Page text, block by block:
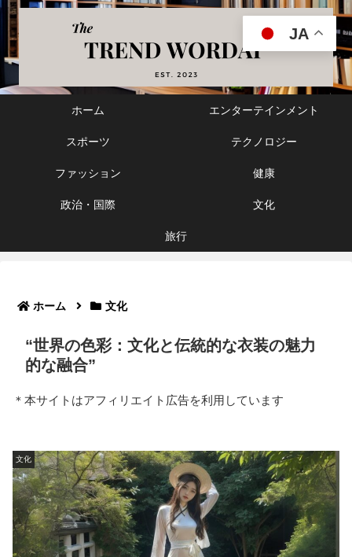
ホーム エンターテインメント
スポーツ テクノロジー
ファッション 健康
政治・国際 文化
旅行
ホーム 文化
“世界の色彩：文化と伝統的な衣装の魅力
的な融合”
＊本サイトはアフィリエイト広告を利用しています
文化
JA